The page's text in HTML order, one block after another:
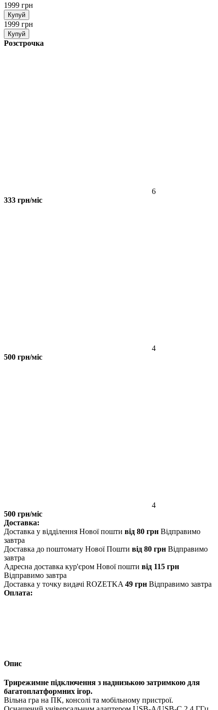
1999 грн
Купуй
1999 грн
Купуй
Розстрочка
6
333 грн/міс
4
500 грн/міс
4
500 грн/міс
Доставка:
Доставка у відділення Нової пошти від 80 грн Відправимо
завтра
Доставка до поштомату Нової Пошти від 80 грн Відправимо
завтра
Адресна доставка кур'єром Нової пошти від 115 грн
Відправимо завтра
Доставка у точку видачі ROZETKA 49 грн Відправимо завтра
Оплата:
Опис
Трирежимне підключення з наднизькою затримкою для
багатоплатформних ігор.
Вільна гра на ПК, консолі та мобільному пристрої.